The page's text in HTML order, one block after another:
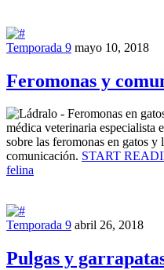
Temporada 9 mayo 10, 2018
Feromonas y
médica veterinaria especialista
sobre las feromonas en gatos
comunicación. START
felina
Temporada 9 abril 26, 2018
Pulgas y